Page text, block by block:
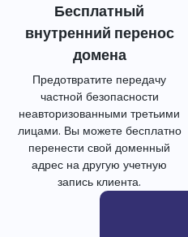
Бесплатный
внутренний перенос
домена
Предотвратите передачу
частной безопасности
неавторизованными третьими
лицами. Вы можете бесплатно
перенести свой доменный
адрес на другую учетную
запись клиента.